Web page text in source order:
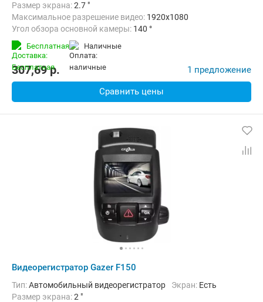
Размер экрана:2.7 "
Максимальное разрешение видео: 1920x1080
Угол обзора основной камеры: 140 °
Количество каналов видео:
Дополнительно:G-сенсор, Автоматическое включение,
Бесплатная наличные
307,69p. 1 предложение
Сравнить цены
Видеорегистратор Gazer F150
Тип:Автомобильный видеорегистратор Экран: Есть
Размер экрана:2 "